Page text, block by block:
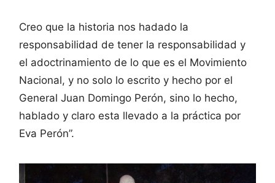
Creo que la historia nos hadado la
responsabilidad de tener la responsabilidad y
el adoctrinamiento de lo que es el Movimiento
Nacional, y no solo lo escrito y hecho por el
General Juan Domingo Perón, sino lo hecho,
hablado y claro esta llevado a la práctica por
Eva Perón”.